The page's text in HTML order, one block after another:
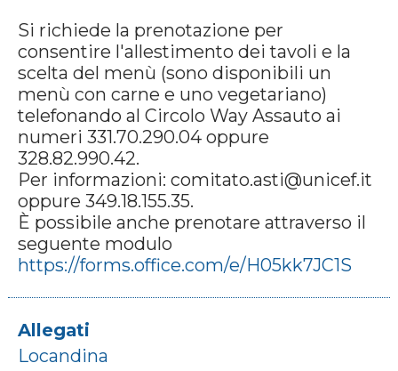
Si richiede la prenotazione per
consentire l'allestimento dei tavoli e la
scelta del menù (sono disponibili un
menù con carne e uno vegetariano)
telefonando al Circolo Way Assauto ai
numeri 331.70.290.04 oppure
328.82.990.42.
Per informazioni: comitato.asti@unicef.it
oppure 349.18.155.35.
È possibile anche prenotare attraverso il
seguente modulo
https://forms.office.com/e/H05kk7JC1S
Allegati
Locandina